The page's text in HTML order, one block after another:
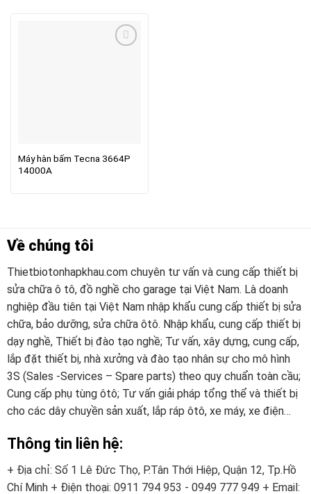
Máy hàn bấm Tecna 3664P
14000A
Về chúng tôi
Thietbiotonhapkhau.com chuyên tư vấn và cung cấp thiết bị
sửa chữa ô tô, đồ nghề cho garage tại Việt Nam. Là doanh
nghiệp đầu tiên tại Việt Nam nhập khẩu cung cấp thiết bị sửa
chữa, bảo dưỡng, sửa chữa ôtô. Nhập khẩu, cung cấp thiết bị
dạy nghề, Thiết bị đào tạo nghề; Tư vấn, xây dựng, cung cấp,
lắp đặt thiết bị, nhà xưởng và đào tạo nhân sự cho mô hình
3S (Sales -Services – Spare parts) theo quy chuẩn toàn cầu;
Cung cấp phụ tùng ôtô; Tư vấn giải pháp tổng thể và thiết bị
cho các dây chuyền sản xuất, lắp ráp ôtô, xe máy, xe điện…
Thông tin liên hệ:
+ Địa chỉ: Số 1 Lê Đức Thọ, P.Tân Thới Hiệp, Quận 12, Tp.Hồ
Chí Minh + Điện thoại: 0911 794 953 - 0949 777 949 + Email: